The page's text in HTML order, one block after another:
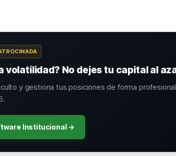
volatilidad? No dejes tu capital al
y gestiona tus posiciones de forma
Institucional →